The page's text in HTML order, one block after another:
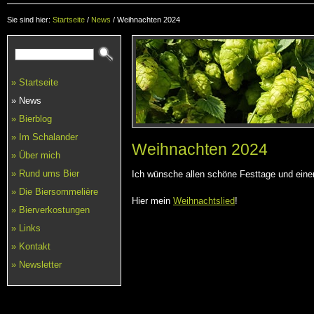
Sie sind hier: Startseite / News / Weihnachten 2024
» Startseite
» News
» Bierblog
» Im Schalander
» Über mich
» Rund ums Bier
» Die Biersommelière
» Bierverkostungen
» Links
» Kontakt
» Newsletter
Weihnachten 2024
Ich wünsche allen schöne Festtage und
Hier mein Weihnachtslied!